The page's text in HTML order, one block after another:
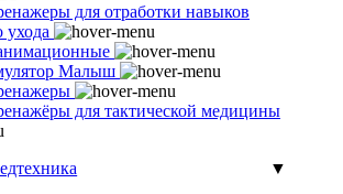
для отработки навыков
ухода
Малыш
для тактической медицины
▼